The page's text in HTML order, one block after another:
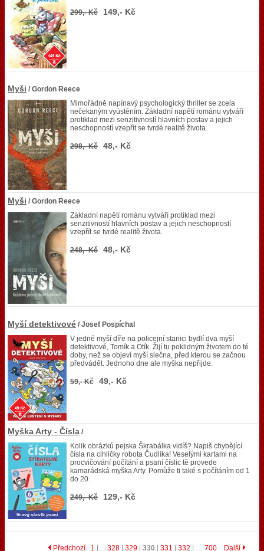
299,- Kč 149,- Kč
Myši / Gordon Reece
Mimořádně napínavý psychologický thriller se zcela
nečekaným vyústěním. Základní napětí románu vytváří
protiklad mezi senzitivností hlavních postav a jejich
neschopností vzepřít se tvrdé realitě života.
298,- Kč 48,- Kč
Myši / Gordon Reece
Základní napětí románu vytváří protiklad mezi
senzitivností hlavních postav a jejich neschopností
vzepřít se tvrdé realitě života.
248,- Kč 48,- Kč
Myší detektivové / Josef Pospíchal
V jedné myší díře na policejní stanici bydlí dva myší
detektivové, Tomík a Otík. Žijí tu poklidným životem do té
doby, než se objeví myší slečna, před kterou se začnou
předvádět. Jednoho dne ale myška nepřijde.
59,- Kč 49,- Kč
Myška Arty - Čísla /
Kolik obrázků pejska Škrabálka vidíš? Napiš chybějící
čísla na cihličky robota Čudlíka! Veselými kartami na
procvičování počítání a psaní číslic tě provede
kamarádská myška Arty. Pomůže ti také s počítáním od 1
do 20.
249,- Kč 129,- Kč
Předchozí 1 |… 328 329 330 331 332 | … 700 Další